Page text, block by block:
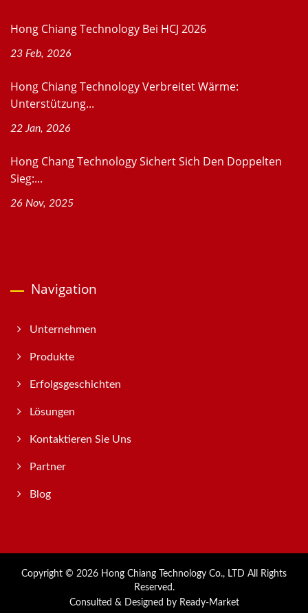
Hong Chiang Technology Bei HCJ 2026
23 Feb, 2026
Hong Chiang Technology Verbreitet Wärme:
Unterstützung...
22 Jan, 2026
Hong Chang Technology Sichert Sich Den Doppelten
Sieg:...
26 Nov, 2025
Navigation
Unternehmen
Produkte
Erfolgsgeschichten
Lösungen
Kontaktieren Sie Uns
Partner
Blog
Copyright © 2026 Hong Chiang Technology Co., LTD All Rights
Reserved.
Consulted & Designed by Ready-Market